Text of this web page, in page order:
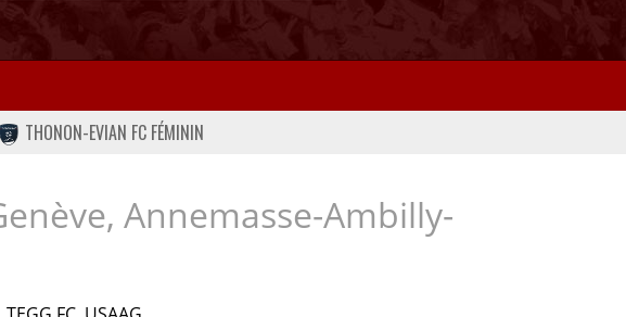
THONON-EVIAN FC FÉMININ
Annemasse-Ambilly-